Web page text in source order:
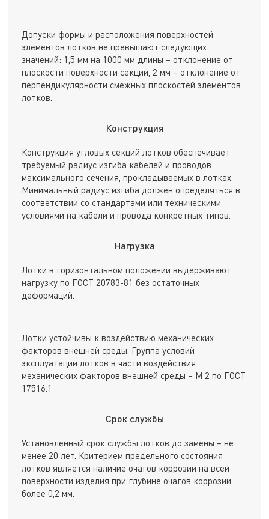
Допуски формы и расположения поверхностей
элементов лотков не превышают следующих
значений: 1,5 мм на 1000 мм длины – отклонение от
плоскости поверхности секций, 2 мм – отклонение от
перпендикулярности смежных плоскостей элементов
лотков.
Конструкция
Конструкция угловых секций лотков обеспечивает
требуемый радиус изгиба кабелей и проводов
максимального сечения, прокладываемых в лотках.
Минимальный радиус изгиба должен определяться в
соответствии со стандартами или техническими
условиями на кабели и провода конкретных типов.
Нагрузка
Лотки в горизонтальном положении выдерживают
нагрузку по ГОСТ 20783-81 без остаточных
деформаций.
Лотки устойчивы к воздействию механических
факторов внешней среды. Группа условий
эксплуатации лотков в части воздействия
механических факторов внешней среды – М 2 по ГОСТ
17516.1
Срок службы
Установленный срок службы лотков до замены – не
менее 20 лет. Критерием предельного состояния
лотков является наличие очагов коррозии на всей
поверхности изделия при глубине очагов коррозии
более 0,2 мм.